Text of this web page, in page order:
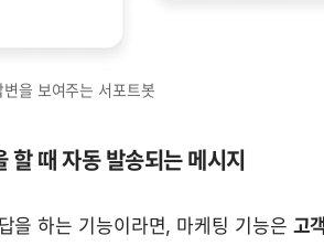
을 보여주는 서포트봇
때 자동 발송되는 메시지
을 하는 기능이라면, 마케팅 기능은 고